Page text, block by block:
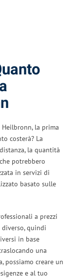
Heilbronn, la prima
costerà? La
la quantità
potrebbero
in servizi di
basato sulle
a prezzi
diverso, quindi
in base
una
possiamo creare un
e al tuo